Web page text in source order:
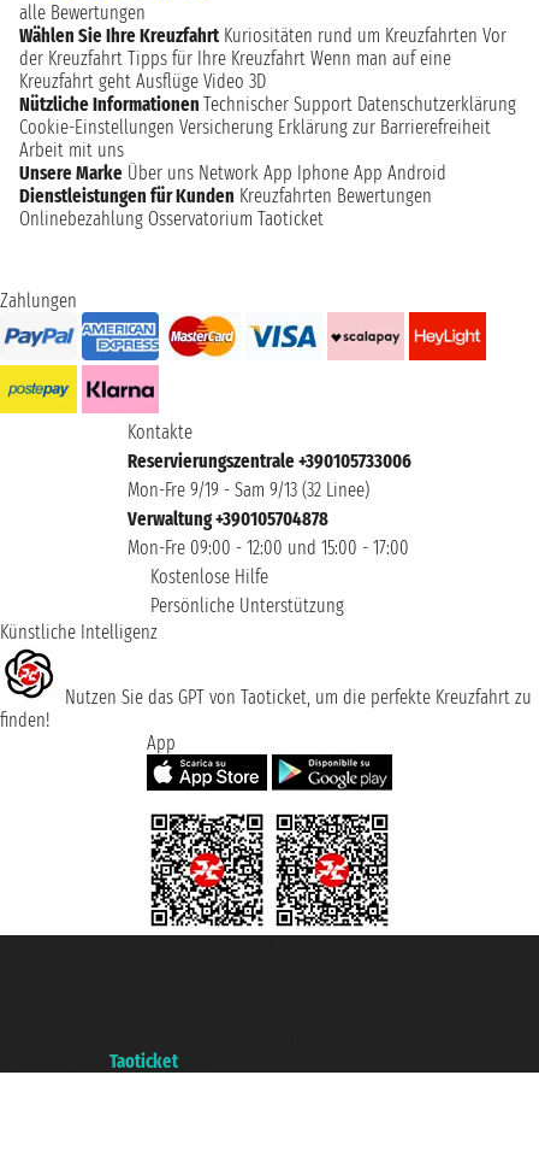
alle Bewertungen
Wählen Sie Ihre Kreuzfahrt Kuriositäten rund um Kreuzfahrten Vor
der Kreuzfahrt Tipps für Ihre Kreuzfahrt Wenn man auf eine
Kreuzfahrt geht Ausflüge Video 3D
Nützliche Informationen Technischer Support Datenschutzerklärung
Cookie-Einstellungen Versicherung Erklärung zur Barrierefreiheit
Arbeit mit uns
Unsere Marke Über uns Network App Iphone App Android
Dienstleistungen für Kunden Kreuzfahrten Bewertungen
Onlinebezahlung Osservatorium Taoticket
Zahlungen
Kontakte
Reservierungszentrale +390105733006
Mon-Fre 9/19 - Sam 9/13 (32 Linee)
Verwaltung +390105704878
Mon-Fre 09:00 - 12:00 und 15:00 - 17:00
Kostenlose Hilfe
Persönliche Unterstützung
Künstliche Intelligenz
Nutzen Sie das GPT von Taoticket, um die perfekte Kreuzfahrt zu
finden!
App
Taoticket